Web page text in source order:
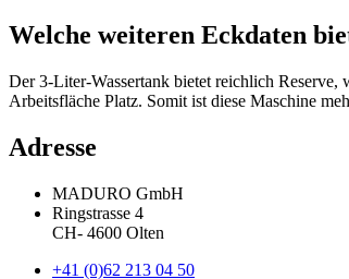
Welche weiteren Eckdaten
Der 3-Liter-Wassertank bietet reichlich
Arbeitsfläche Platz. Somit ist diese Maschine
Adresse
MADURO GmbH
Ringstrasse 4
CH- 4600 Olten
+41 (0)62 213 04 50